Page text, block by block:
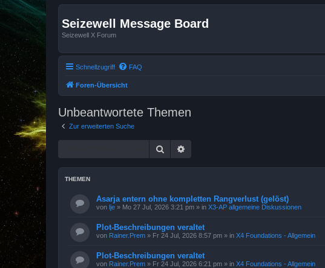
Seizewell Message Board
Seizewell X Forum
Schnellzugriff FAQ
Foren-Übersicht
Unbeantwortete Themen
Zur erweiterten Suche
Suche
THEMEN
Asarja entern ohne kompletten Rangverlust (gelöst)
von lje » Mo 27 Jul, 2026 3:21 pm » in X3-AP allgemeine Diskussionen
Plot-Beschreibungen veraltet
von Rainer.Prem » Fr 24 Jul, 2026 8:57 pm » in X4 Foundations - Allgemein
Plot-Beschreibungen veraltet
von Rainer.Prem » Fr 24 Jul, 2026 6:21 pm » in X4 Foundations - Allgemein